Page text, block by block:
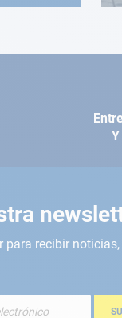
para recibir noticias,